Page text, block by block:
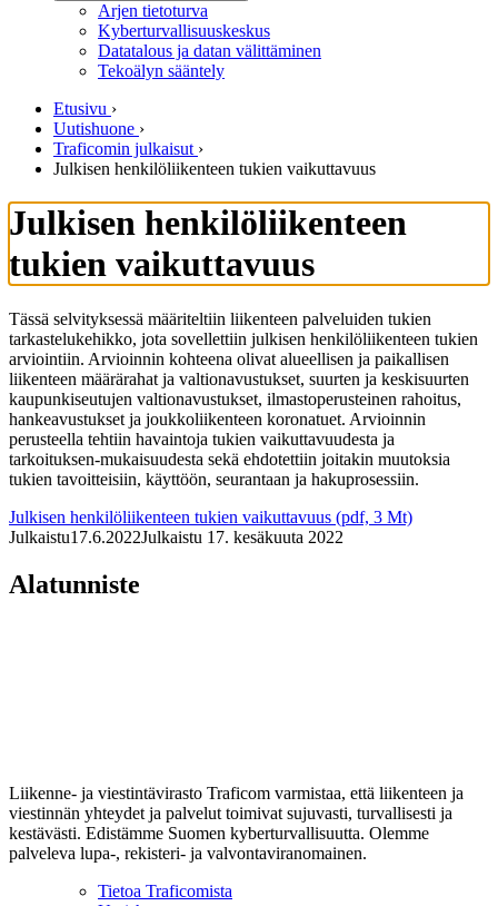
Arjen tietoturva
Kyberturvallisuuskeskus
Datatalous ja datan välittäminen
Tekoälyn sääntely
Etusivu ›
Uutishuone ›
Traficomin julkaisut ›
Julkisen henkilöliikenteen tukien vaikuttavuus
Julkisen henkilöliikenteen
tukien vaikuttavuus
Tässä selvityksessä määriteltiin liikenteen palveluiden tukien
tarkastelukehikko, jota sovellettiin julkisen henkilöliikenteen tukien
arviointiin. Arvioinnin kohteena olivat alueellisen ja paikallisen
liikenteen määrärahat ja valtionavustukset, suurten ja keskisuurten
kaupunkiseutujen valtionavustukset, ilmastoperusteinen rahoitus,
hankeavustukset ja joukkoliikenteen koronatuet. Arvioinnin
perusteella tehtiin havaintoja tukien vaikuttavuudesta ja
tarkoituksen-mukaisuudesta sekä ehdotettiin joitakin muutoksia
tukien tavoitteisiin, käyttöön, seurantaan ja hakuprosessiin.
Julkisen henkilöliikenteen tukien vaikuttavuus (pdf, 3 Mt)
Julkaistu17.6.2022Julkaistu 17. kesäkuuta 2022
Alatunniste
Liikenne- ja viestintävirasto Traficom varmistaa, että liikenteen ja
viestinnän yhteydet ja palvelut toimivat sujuvasti, turvallisesti ja
kestävästi. Edistämme Suomen kyberturvallisuutta. Olemme
palveleva lupa-, rekisteri- ja valvontaviranomainen.
Tietoa Traficomista